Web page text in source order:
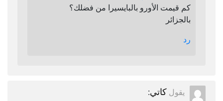
كم قيمت الأورو بالبايسيرا من فضلك؟
بالجزائر
رد
يقول كاتي: